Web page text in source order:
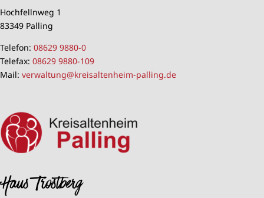
Hochfellnweg 1
83349 Palling
Telefon: 08629 9880-0
Telefax: 08629 9880-109
Mail: verwaltung@kreisaltenheim-palling.de
Haus Trostberg